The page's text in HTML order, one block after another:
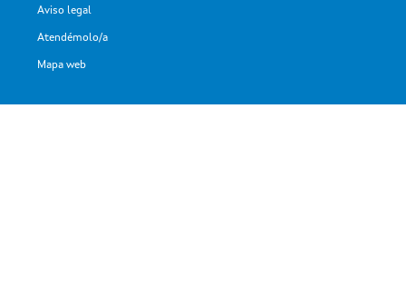
Aviso legal
Atendémolo/a
Mapa web